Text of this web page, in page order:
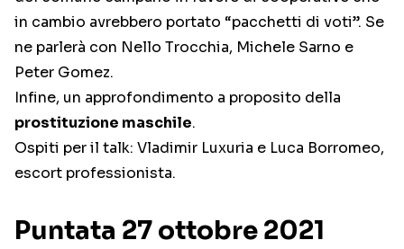
in cambio avrebbero portato “pacchetti di voti”. Se
ne parlerà con Nello Trocchia, Michele Sarno e
Peter Gomez.
Infine, un approfondimento a proposito della
prostituzione maschile.
Ospiti per il talk: Vladimir Luxuria e Luca Borromeo,
escort professionista.
Puntata 27 ottobre 2021